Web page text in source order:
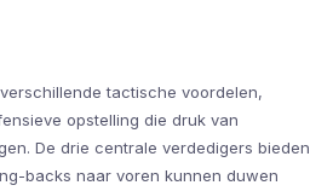
tactische voordelen,
opstelling die druk van
De drie centrale verdedigers bieden
backs naar voren kunnen duwen